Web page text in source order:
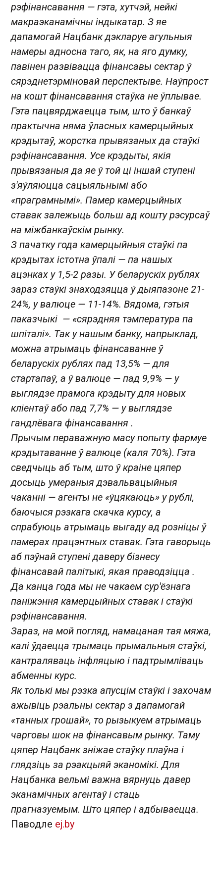
рэфінансавання — гэта, хутчэй, нейкі
макраэканамічны індыкатар. З яе
дапамогай Нацбанк дэкларуе агульныя
намеры адносна таго, як, на яго думку,
павінен развівацца фінансавы сектар ў
сярэднетэрміновай перспектыве. Наўпрост
на кошт фінансавання стаўка не ўплывае.
Гэта пацвярджаецца тым, што ў банкаў
практычна няма ўласных камерцыйных
крэдытаў, жорстка прывязаных да стаўкі
рэфінансавання. Усе крэдыты, якія
прывязаныя да яе ў той ці іншай ступені
з'яўляюцца сацыяльнымі або
«праграмнымі». Памер камерцыйных
ставак залежыць больш ад кошту рэсурсаў
на міжбанкаўскім рынку.
З пачатку года камерцыйныя стаўкі па
крэдытах істотна ўпалі — па нашых
ацэнках у 1,5-2 разы. У беларускіх рублях
зараз стаўкі знаходзяцца ў дыяпазоне 21-
24%, у валюце — 11-14%. Вядома, гэтыя
паказчыкі — «сярэдняя тэмпература па
шпіталі». Так у нашым банку, напрыклад,
можна атрымаць фінансаванне ў
беларускіх рублях пад 13,5% — для
стартапаў, а ў валюце — пад 9,9% — у
выглядзе прамога крэдыту для новых
кліентаў або пад 7,7% — у выглядзе
гандлёвага фінансавання .
Прычым пераважную масу попыту фармуе
крэдытаванне ў валюце (каля 70%). Гэта
сведчыць аб тым, што ў краіне цяпер
досыць умераныя дэвальвацыйныя
чаканні — агенты не «ўцякаюць» у рублі,
баючыся рэзкага скачка курсу, а
спрабуюць атрымаць выгаду ад розніцы ў
памерах працэнтных ставак. Гэта гаворыць
аб пэўнай ступені даверу бізнесу
фінансавай палітыкі, якая праводзіцца .
Да канца года мы не чакаем сур'ёзнага
паніжэння камерцыйных ставак і стаўкі
рэфінансавання.
Зараз, на мой погляд, намацаная тая мяжа,
калі ўдаецца трымаць прымальныя стаўкі,
кантраляваць інфляцыю і падтрымліваць
абменны курс.
Як толькі мы рэзка апусцім стаўкі і захочам
ажывіць рэальны сектар з дапамогай
«танных грошай», то рызыкуем атрымаць
чарговы шок на фінансавым рынку. Таму
цяпер Нацбанк зніжае стаўку плаўна і
глядзіць за рэакцыяй эканомікі. Для
Нацбанка вельмі важна вярнуць давер
эканамічных агентаў і стаць
прагназуемым. Што цяпер і адбываецца.
Паводле ej.by